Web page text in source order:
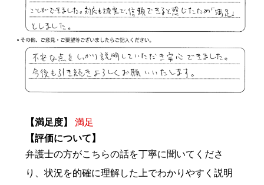
【満足度】
満足
【評価について】
弁護士の方がこちらの話を丁寧に聞いてくださ
り、状況を的確に理解した上でわかりやすく説明